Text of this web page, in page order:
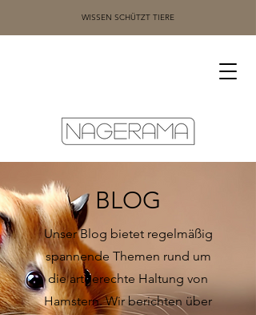
WISSEN SCHÜTZT TIERE
BLOG
Unser Blog bietet regelmäßig
spannende Themen rund um
die artgerechte Haltung von
Hamstern. Wir berichten über